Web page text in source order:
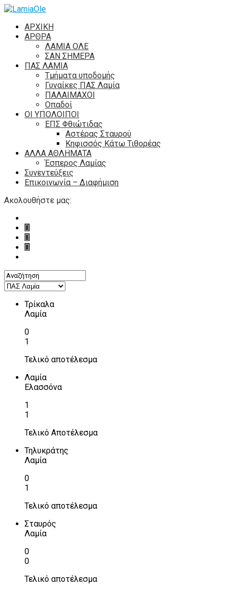
ΑΡΧΙΚΗ
ΑΡΘΡΑ
ΛΑΜΙΑ ΟΛΕ
ΣΑΝ ΣΗΜΕΡΑ
ΠΑΣ ΛΑΜΙΑ
Τμήματα υποδομής
Γυναίκες ΠΑΣ Λαμία
ΠΑΛΑΙΜΑΧΟΙ
Οπαδοί
ΟΙ ΥΠΟΛΟΙΠΟΙ
ΕΠΣ Φθιώτιδας
Αστέρας Σταυρού
Κηφισσός Κάτω Τιθορέας
ΑΛΛΑ ΑΘΛΗΜΑΤΑ
Έσπερος Λαμίας
Συνεντεύξεις
Επικοινωνία – Διαφήμιση
Ακολουθήστε μας:
Τρίκαλα
Λαμία
0
1
Τελικό αποτέλεσμα
Λαμία
Ελασσόνα
1
1
Τελικό Αποτέλεσμα
Τηλυκράτης
Λαμία
0
1
Τελικό αποτέλεσμα
Σταυρός
Λαμία
0
0
Τελικό αποτέλεσμα